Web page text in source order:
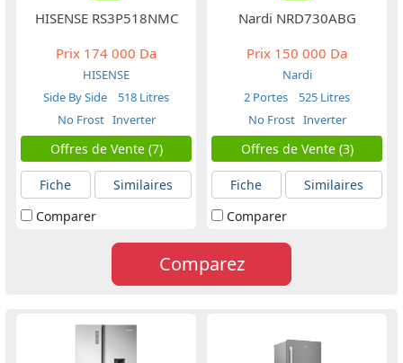
HISENSE RS3P518NMC
Prix 174 000 Da
HISENSE
Side By Side
518 Litres
No Frost Inverter
Offres de Vente (7)
Fiche
Similaires
Comparer
Nardi NRD730ABG
Prix 150 000 Da
Nardi
2 Portes
525 Litres
No Frost Inverter
Offres de Vente (3)
Fiche
Similaires
Comparer
Comparez